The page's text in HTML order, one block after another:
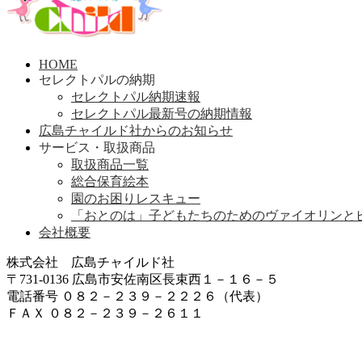
HOME
セレクトパルの納期
セレクトパル納期速報
セレクトパル最新号の納期情報
広島チャイルド社からのお知らせ
サービス・取扱商品
取扱商品一覧
総合保育絵本
園のお困りレスキュー
「おとのは」子どもたちのためのヴァイオリンと
会社概要
株式会社 広島チャイルド社
〒731-0136 広島市安佐南区長束西１－１６－５
電話番号 ０８２－２３９－２２２６（代表）
ＦＡＸ ０８２－２３９－２６１１